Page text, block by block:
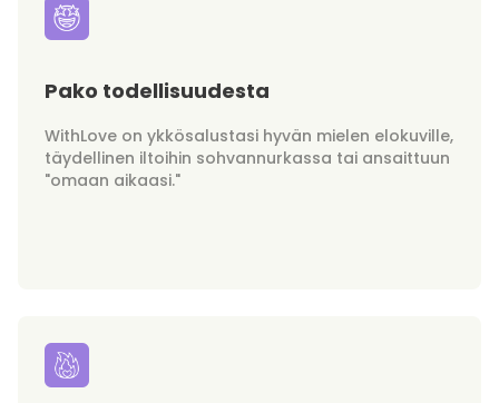
Pako todellisuudesta
WithLove on ykkösalustasi hyvän mielen elokuville,
täydellinen iltoihin sohvannurkassa tai ansaittuun
"omaan aikaasi."